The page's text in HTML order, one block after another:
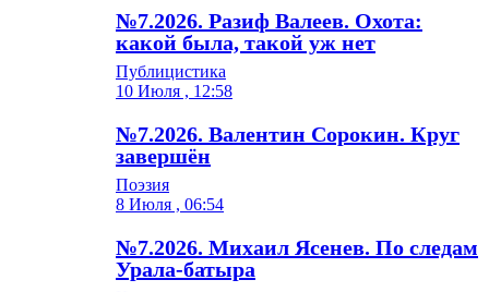
№7.2026. Разиф Валеев. Охота:
какой была, такой уж нет
Публицистика
10 Июля , 12:58
№7.2026. Валентин Сорокин. Круг
завершён
Поэзия
8 Июля , 06:54
№7.2026. Михаил Ясенев. По следам
Урала-батыра